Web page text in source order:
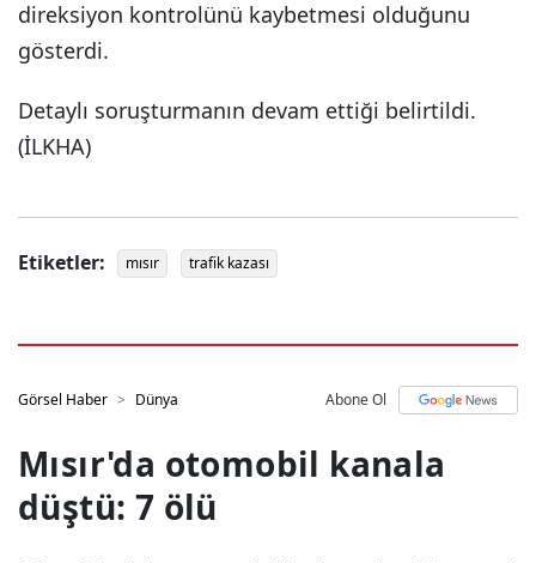
direksiyon kontrolünü kaybetmesi olduğunu
gösterdi.
Detaylı soruşturmanın devam ettiği belirtildi.
(İLKHA)
Etiketler: mısır trafik kazası
Görsel Haber Dünya Abone Ol
Mısır'da otomobil kanala
düştü: 7 ölü